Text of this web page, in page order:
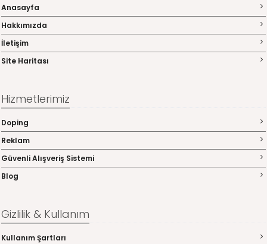
Anasayfa
Hakkımızda
İletişim
Site Haritası
Hizmetlerimiz
Doping
Reklam
Güvenli Alışveriş Sistemi
Blog
Gizlilik & Kullanım
Kullanım Şartları